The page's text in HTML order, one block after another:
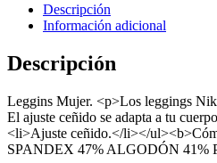
Descripción
Información adicional
Descripción
Leggins Mujer. <p>Los leggings
El ajuste ceñido se adapta a tu
<li>Ajuste ceñido.</li></
SPANDEX 47% ALGODÓN 41%